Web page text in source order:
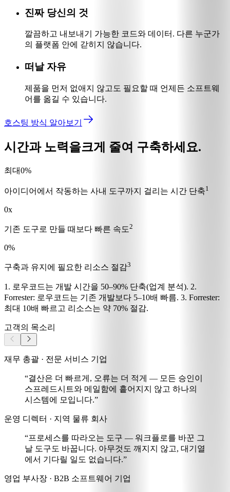
진짜 당신의 것
깔끔하고 내보내기 가능한 코드와 데이터. 다른 누군가
의 플랫폼 안에 갇히지 않습니다.
떠날 자유
제품을 먼저 없애지 않고도 필요할 때 언제든 소프트웨
어를 옮길 수 있습니다.
호스팅 방식 알아보기
시간과 노력을크게 줄여 구축하세요.
최대0%
아이디어에서 작동하는 사내 도구까지 걸리는 시간 단축1
0x
기존 도구로 만들 때보다 빠른 속도2
0%
구축과 유지에 필요한 리소스 절감3
1. 로우코드는 개발 시간을 50–90% 단축(업계 분석). 2.
Forrester: 로우코드는 기존 개발보다 5–10배 빠름. 3. Forrester:
최대 10배 빠르고 리소스는 약 70% 절감.
고객의 목소리
재무 총괄 · 전문 서비스 기업
“결산은 더 빠르게, 오류는 더 적게 — 모든 승인이
스프레드시트와 메일함에 흩어지지 않고 하나의
시스템에 모입니다.”
운영 디렉터 · 지역 물류 회사
“프로세스를 따라오는 도구 — 워크플로를 바꾼 그
날 도구도 바꿉니다. 아무것도 깨지지 않고, 대기열
에서 기다릴 일도 없습니다.”
영업 부사장 · B2B 소프트웨어 기업